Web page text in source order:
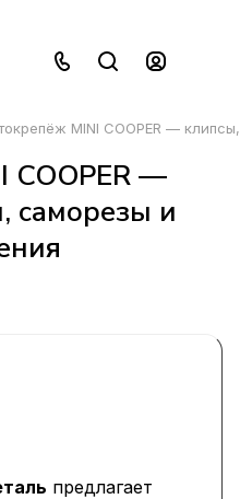
MINI COOPER —
COOPER —
саморезы и
предлагает